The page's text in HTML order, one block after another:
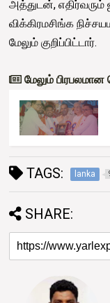
அத்துடன், எதிர்வரும்
விக்கிரமசிங்க
மேலும் குறிப்பிட்டார்.
மேலும்
TAGS: lanka
SHARE: